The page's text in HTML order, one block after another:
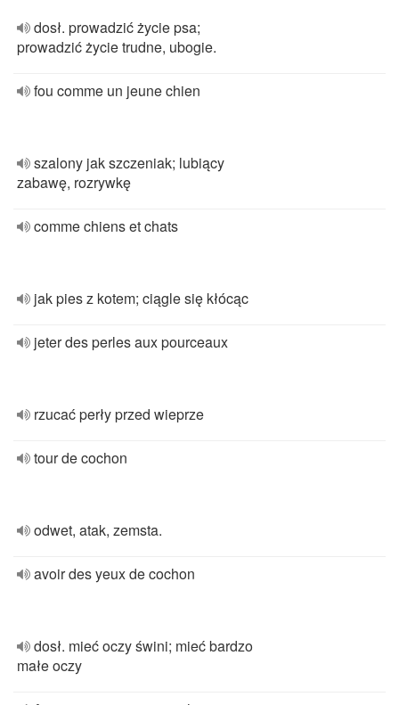
dosł. prowadzić życie psa;
prowadzić życie trudne, ubogie.
fou comme un jeune chien
szalony jak szczeniak; lubiący
zabawę, rozrywkę
comme chiens et chats
jak pies z kotem; ciągle się kłócąc
jeter des perles aux pourceaux
rzucać perły przed wieprze
tour de cochon
odwet, atak, zemsta.
avoir des yeux de cochon
dosł. mieć oczy świni; mieć bardzo
małe oczy